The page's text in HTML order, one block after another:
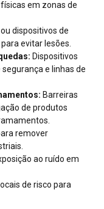
em zonas de
dispositivos de
evitar lesões.
Dispositivos
e linhas de
Barreiras
de produtos
remover
ao ruído em
de risco para